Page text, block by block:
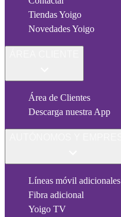
Tiendas Yoigo
Novedades Yoigo
Área de Clientes
Descarga nuestra App
Líneas móvil adicionales
Fibra adicional
Yoigo TV